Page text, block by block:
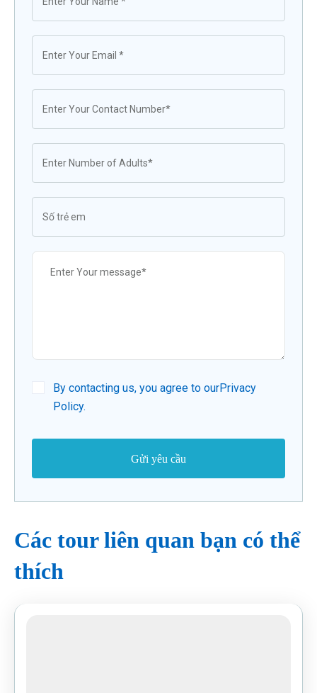
By contacting us, you agree to ourPrivacy
Policy.
Các tour liên quan bạn có thể
thích